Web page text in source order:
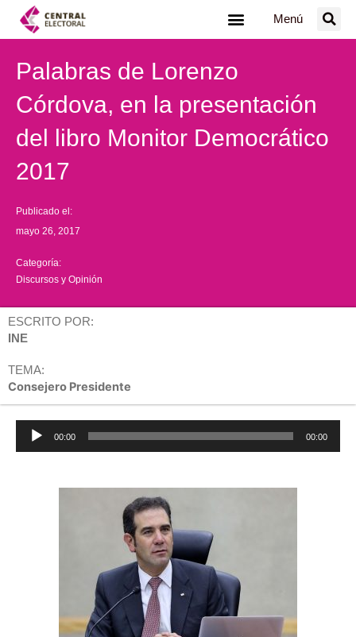
Menú
Palabras de Lorenzo
Córdova, en la presentación
del libro Monitor Democrático
2017
Publicado el:
mayo 26, 2017
Categoría:
Discursos y Opinión
ESCRITO POR:
INE
TEMA:
Consejero Presidente
Reproductor
00:00 00:00